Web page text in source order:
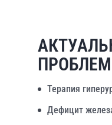
Терапия
Дефицит